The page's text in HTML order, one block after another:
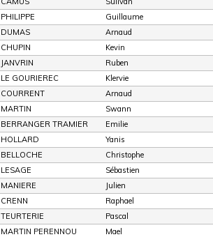
PHILIPPE Guillaume
DUMAS Arnaud
CHUPIN Kevin
JANVRIN Ruben
LE GOURIEREC Klervie
COURRENT Arnaud
MARTIN Swann
BERRANGER TRAMIER Emilie
HOLLARD Yanis
BELLOCHE Christophe
LESAGE Sébastien
MANIERE Julien
CRENN Raphael
TEURTERIE Pascal
MARTIN PERENNOU Mael